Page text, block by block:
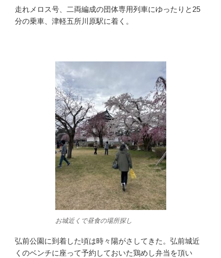
走れメロス号、二両編成の団体専用列車にゆったりと25
分の乗車、津軽五所川原駅に着く。
お城近くで昼食の場所探し
弘前公園に到着した頃は時々陽がさしてきた。弘前城近
くのベンチに座って予約しておいた鶏めし弁当を頂い